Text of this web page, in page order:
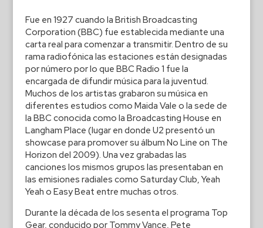
Fue en 1927 cuando la British Broadcasting
Corporation (BBC) fue establecida mediante una
carta real para comenzar a transmitir. Dentro de su
rama radiofónica las estaciones están designadas
por número por lo que BBC Radio 1 fue la
encargada de difundir música para la juventud.
Muchos de los artistas grabaron su música en
diferentes estudios como Maida Vale o la sede de
la BBC conocida como la Broadcasting House en
Langham Place (lugar en donde U2 presentó un
showcase para promover su álbum No Line on The
Horizon del 2009). Una vez grabadas las
canciones los mismos grupos las presentaban en
las emisiones radiales como Saturday Club, Yeah
Yeah o Easy Beat entre muchas otros.
Durante la década de los sesenta el programa Top
Gear, conducido por Tommy Vance, Pete